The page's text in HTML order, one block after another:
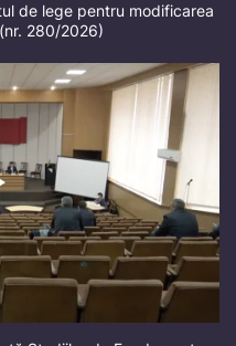
de lege pentru modificarea
280/2026)